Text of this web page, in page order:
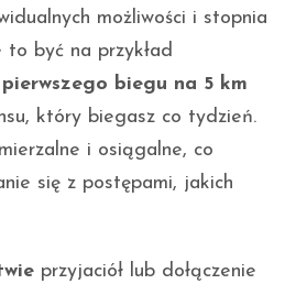
możliwości i stopnia
to być na przykład
pierwszego biegu na 5 km
który biegasz co tydzień.
i osiągalne, co
się z postępami, jakich
przyjaciół lub dołączenie